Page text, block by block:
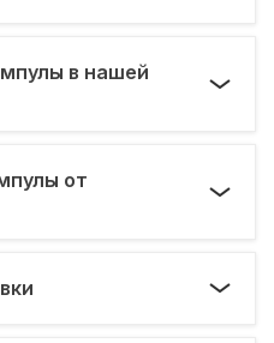
в нашей
от